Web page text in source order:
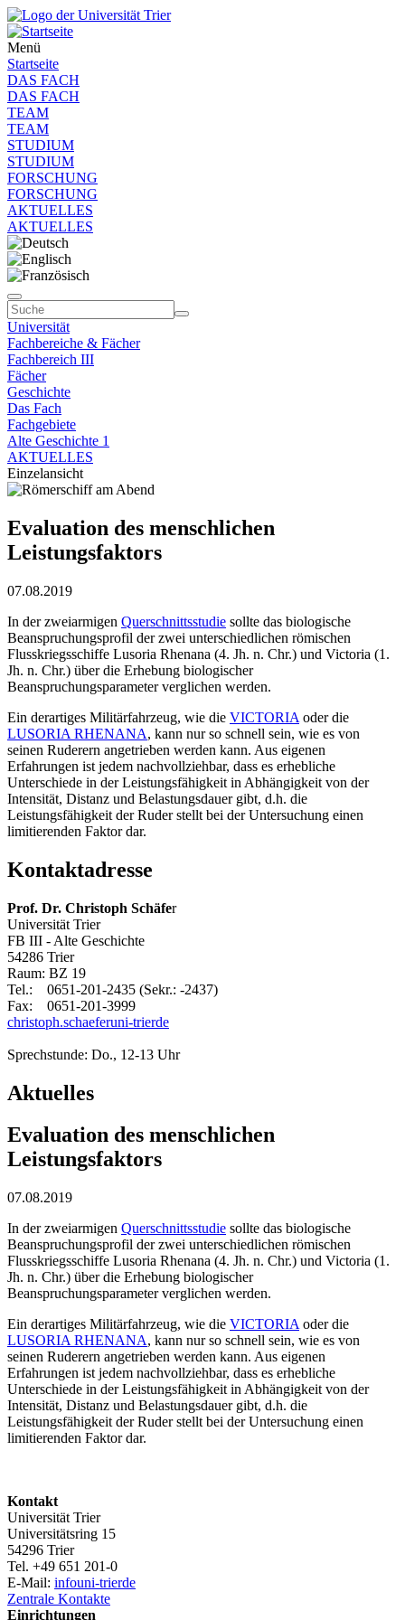
Menü
Startseite
DAS FACH
DAS FACH
TEAM
TEAM
STUDIUM
STUDIUM
FORSCHUNG
FORSCHUNG
AKTUELLES
AKTUELLES
Universität
Fachbereiche & Fächer
Fachbereich III
Fächer
Geschichte
Das Fach
Fachgebiete
Alte Geschichte 1
AKTUELLES
Einzelansicht
Evaluation des menschlichen
Leistungsfaktors
07.08.2019
In der zweiarmigen Querschnittsstudie sollte das biologische
Beanspruchungsprofil der zwei unterschiedlichen römischen
Flusskriegsschiffe Lusoria Rhenana (4. Jh. n. Chr.) und Victoria (1.
Jh. n. Chr.) über die Erhebung biologischer
Beanspruchungsparameter verglichen werden.
Ein derartiges Militärfahrzeug, wie die VICTORIA oder die
LUSORIA RHENANA, kann nur so schnell sein, wie es von
seinen Ruderern angetrieben werden kann. Aus eigenen
Erfahrungen ist jedem nachvollziehbar, dass es erhebliche
Unterschiede in der Leistungsfähigkeit in Abhängigkeit von der
Intensität, Distanz und Belastungsdauer gibt, d.h. die
Leistungsfähigkeit der Ruder stellt bei der Untersuchung einen
limitierenden Faktor dar.
Kontaktadresse
Prof. Dr. Christoph Schäfer
Universität Trier
FB III - Alte Geschichte
54286 Trier
Raum: BZ 19
Tel.: 0651-201-2435 (Sekr.: -2437)
Fax: 0651-201-3999
christoph.schaeferuni-trierde
Sprechstunde: Do., 12-13 Uhr
Aktuelles
Evaluation des menschlichen
Leistungsfaktors
07.08.2019
In der zweiarmigen Querschnittsstudie sollte das biologische
Beanspruchungsprofil der zwei unterschiedlichen römischen
Flusskriegsschiffe Lusoria Rhenana (4. Jh. n. Chr.) und Victoria (1.
Jh. n. Chr.) über die Erhebung biologischer
Beanspruchungsparameter verglichen werden.
Ein derartiges Militärfahrzeug, wie die VICTORIA oder die
LUSORIA RHENANA, kann nur so schnell sein, wie es von
seinen Ruderern angetrieben werden kann. Aus eigenen
Erfahrungen ist jedem nachvollziehbar, dass es erhebliche
Unterschiede in der Leistungsfähigkeit in Abhängigkeit von der
Intensität, Distanz und Belastungsdauer gibt, d.h. die
Leistungsfähigkeit der Ruder stellt bei der Untersuchung einen
limitierenden Faktor dar.
Kontakt
Universität Trier
Universitätsring 15
54296 Trier
Tel. +49 651 201-0
E-Mail: infouni-trierde
Zentrale Kontakte
Einrichtungen